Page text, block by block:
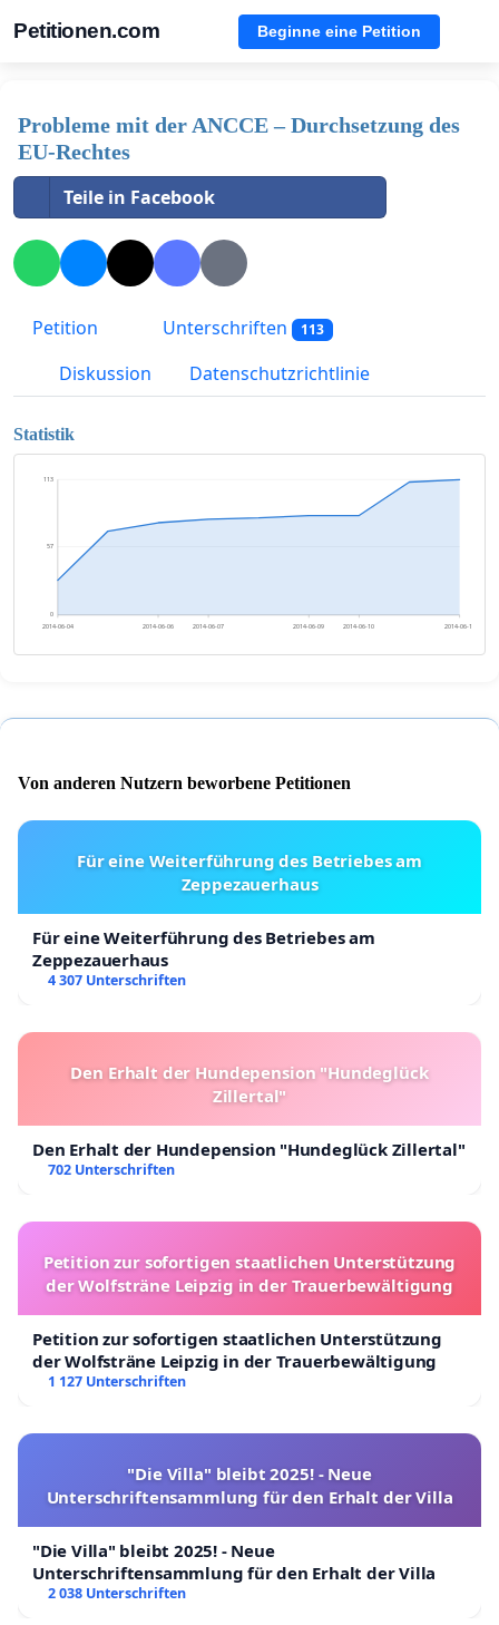
Petitionen.com Beginne eine Petition
Probleme mit der ANCCE – Durchsetzung des
EU-Rechtes
Teile in Facebook
Petition Unterschriften 113
Diskussion Datenschutzrichtlinie
Statistik
0
57
113
2014-06-04 2014-06-06 2014-06-07 2014-06-09 2014-06-10 2014-06-12
Von anderen Nutzern beworbene Petitionen
Für eine Weiterführung des Betriebes am
Zeppezauerhaus
Für eine Weiterführung des Betriebes am
Zeppezauerhaus
4 307 Unterschriften
Den Erhalt der Hundepension "Hundeglück
Zillertal"
Den Erhalt der Hundepension "Hundeglück Zillertal"
702 Unterschriften
Petition zur sofortigen staatlichen Unterstützung
der Wolfsträne Leipzig in der Trauerbewältigung
Petition zur sofortigen staatlichen Unterstützung
der Wolfsträne Leipzig in der Trauerbewältigung
1 127 Unterschriften
"Die Villa" bleibt 2025! - Neue
Unterschriftensammlung für den Erhalt der Villa
"Die Villa" bleibt 2025! - Neue
Unterschriftensammlung für den Erhalt der Villa
2 038 Unterschriften